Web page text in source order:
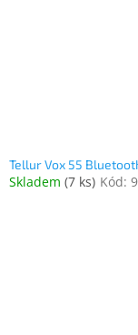
Tellur Vox 55
Skladem (7 ks) Kód: